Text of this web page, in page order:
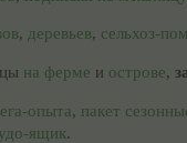
, деревьев, сельхоз-
на ферме и острове,
опыта, пакет
ящик.